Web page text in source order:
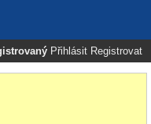
Přihlásit Registrovat